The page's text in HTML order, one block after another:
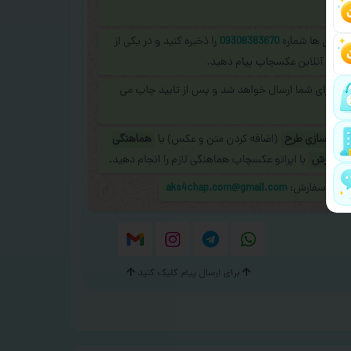
رسان ها شماره 09308383670 را ذخیره کنید و در یکی از
اپراتور آنلاین عکسچاپ پیام دهید.
برای شما ارسال خواهد شد و پس از تایید چاپ می
سازی طرح (اضافه کردن متن و عکس) یا هماهنگی
سفارش با اپراتو عکسچاپ هماهنگی لازم را انجام دهید.
سفارش: aks4chap.com@gmail.com
برای ارسال پیام کلیک کنید